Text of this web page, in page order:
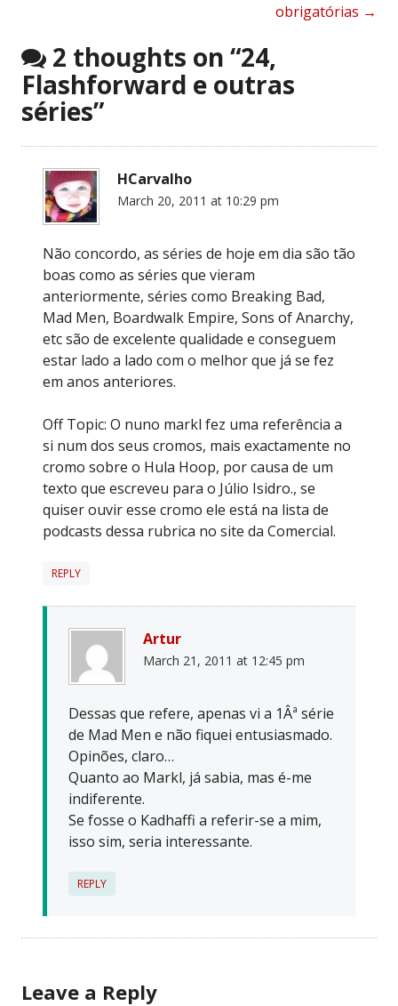
obrigatórias →
2 thoughts on “24,
Flashforward e outras
séries”
HCarvalho
March 20, 2011 at 10:29 pm
Não concordo, as séries de hoje em dia são tão
boas como as séries que vieram
anteriormente, séries como Breaking Bad,
Mad Men, Boardwalk Empire, Sons of Anarchy,
etc são de excelente qualidade e conseguem
estar lado a lado com o melhor que já se fez
em anos anteriores.
Off Topic: O nuno markl fez uma referência a
si num dos seus cromos, mais exactamente no
cromo sobre o Hula Hoop, por causa de um
texto que escreveu para o Júlio Isidro., se
quiser ouvir esse cromo ele está na lista de
podcasts dessa rubrica no site da Comercial.
REPLY
Artur
March 21, 2011 at 12:45 pm
Dessas que refere, apenas vi a 1Âª série
de Mad Men e não fiquei entusiasmado.
Opinões, claro…
Quanto ao Markl, já sabia, mas é-me
indiferente.
Se fosse o Kadhaffi a referir-se a mim,
isso sim, seria interessante.
REPLY
Leave a Reply